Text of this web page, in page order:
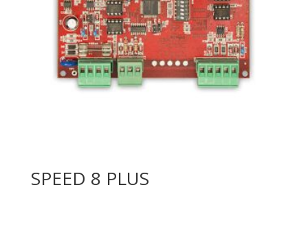
SPEED 8 PLUS